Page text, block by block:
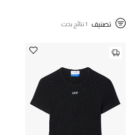
مزيد من التخفيضات
النساء
الرجال
الجمال
تصنيف 1 نتائج بحث